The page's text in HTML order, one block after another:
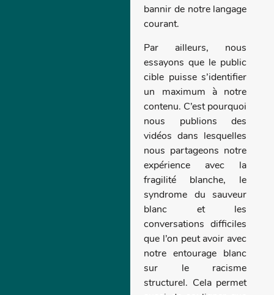
bannir de notre langage
courant.
Par ailleurs, nous
essayons que le public
cible puisse s’identifier
un maximum à notre
contenu. C’est pourquoi
nous publions des
vidéos dans lesquelles
nous partageons notre
expérience avec la
fragilité blanche, le
syndrome du sauveur
blanc et les
conversations difficiles
que l’on peut avoir avec
notre entourage blanc
sur le racisme
structurel. Cela permet